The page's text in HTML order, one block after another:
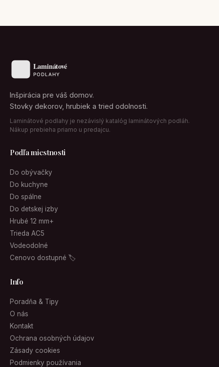
Inšpirácia pre váš domov.
Stovky dekorov, hrubiek a tried odolnosti.
Laminátové podlahy je nezávislý katalóg laminátových podláh.
Nákup prebieha priamo u predajcu.
Podľa miestnosti
Do obývačky
Do kuchyne
Do spálne
Do detskej izby
Hrubé 12 mm+
Trieda AC5
Vodeodolné
Cenovo dostupné 🏷
Info
Poradňa & Tipy
O nás
Kontakt
Ochrana osobných údajov
Zásady cookies
Podmienky používania